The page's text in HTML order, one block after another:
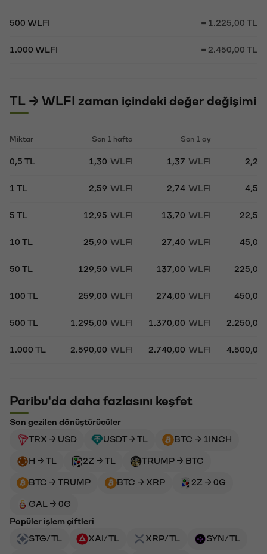
500 WLFI = 1.225,00 TL
1.000 WLFI = 2.450,00 TL
TL → WLFI zaman içindeki değer değişimi
Miktar Son 1 hafta Son 1 ay
0,5 TL 1,30 WLFI 1,37 WLFI 2,25
1 TL 2,59 WLFI 2,74 WLFI 4,50
5 TL 12,95 WLFI 13,70 WLFI 22,50
10 TL 25,90 WLFI 27,40 WLFI 45,00
50 TL 129,50 WLFI 137,00 WLFI 225,00
100 TL 259,00 WLFI 274,00 WLFI 450,00
500 TL 1.295,00 WLFI 1.370,00 WLFI 2.250,00
1.000 TL 2.590,00 WLFI 2.740,00 WLFI 4.500,00
Paribu'da daha fazlasını keşfet
Son gezilen dönüştürücüler
TRX → USD
USDT → TL BTC → 1INCH
H → TL 2Z → TL TRUMP → BTC
BTC → TRUMP BTC → XRP 2Z → 0G
GAL → 0G
Popüler işlem çiftleri
STG/TL
XAI/TL XRP/TL SYN/TL